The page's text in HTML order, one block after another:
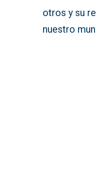
otros y su
nuestro